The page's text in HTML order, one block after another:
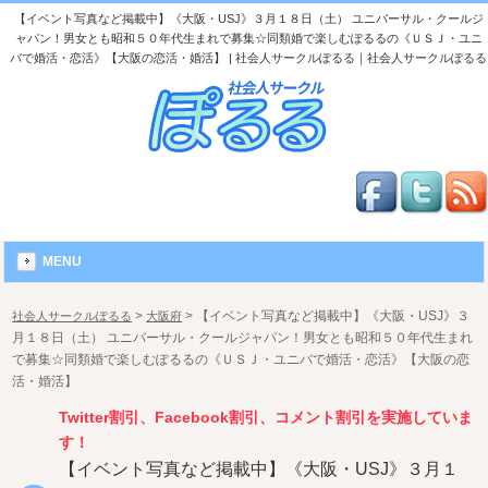
【イベント写真など掲載中】《大阪・USJ》３月１８日（土） ユニバーサル・クールジ
ャパン！男女とも昭和５０年代生まれで募集☆同類婚で楽しむぽるるの《ＵＳＪ・ユニ
バで婚活・恋活》【大阪の恋活・婚活】 | 社会人サークルぽるる｜社会人サークルぽるる
MENU
社会人サークルぽるる >大阪府 >
【イベント写真など掲載中】《大阪・USJ》３
月１８日（土） ユニバーサル・クールジャパン！男女とも昭和５０年代生まれ
で募集☆同類婚で楽しむぽるるの《ＵＳＪ・ユニバで婚活・恋活》【大阪の恋
活・婚活】
Twitter割引、Facebook割引、コメント割引を実施していま
す！
【イベント写真など掲載中】《大阪・USJ》３月１